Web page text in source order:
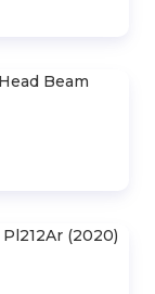
Beam
(2020)